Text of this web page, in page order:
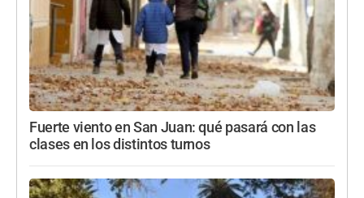
Fuerte viento en San Juan: qué pasará con las
clases en los distintos turnos